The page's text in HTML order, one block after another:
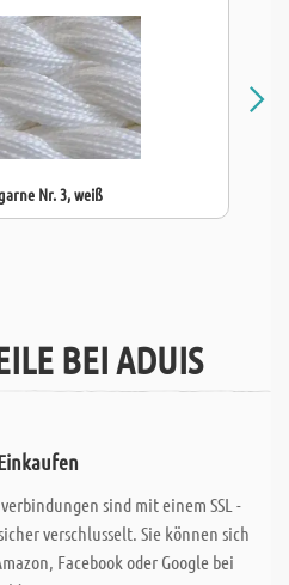
Nr. 3, weiß
BEI ADUIS
sind mit einem SSL -
verschlusselt. Sie können sich
Facebook oder Google bei